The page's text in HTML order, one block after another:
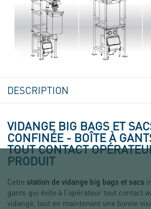
DESCRIPTION
VIDANGE BIG BAGS ET
CONFINÉE - BOÎTE À
TOUT CONTACT
PRODUIT
Cette station de vidange big bags et sacs
gants qui évite à l'opérateur tout contact
vidangé, tout en maintenant une bonne